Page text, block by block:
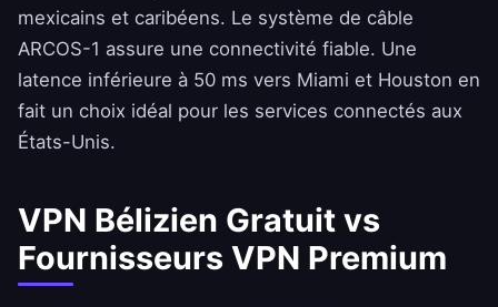
mexicains et caribéens. Le système de câble
ARCOS-1 assure une connectivité fiable. Une
latence inférieure à 50 ms vers Miami et Houston en
fait un choix idéal pour les services connectés aux
États-Unis.
VPN Bélizien Gratuit vs
Fournisseurs VPN Premium